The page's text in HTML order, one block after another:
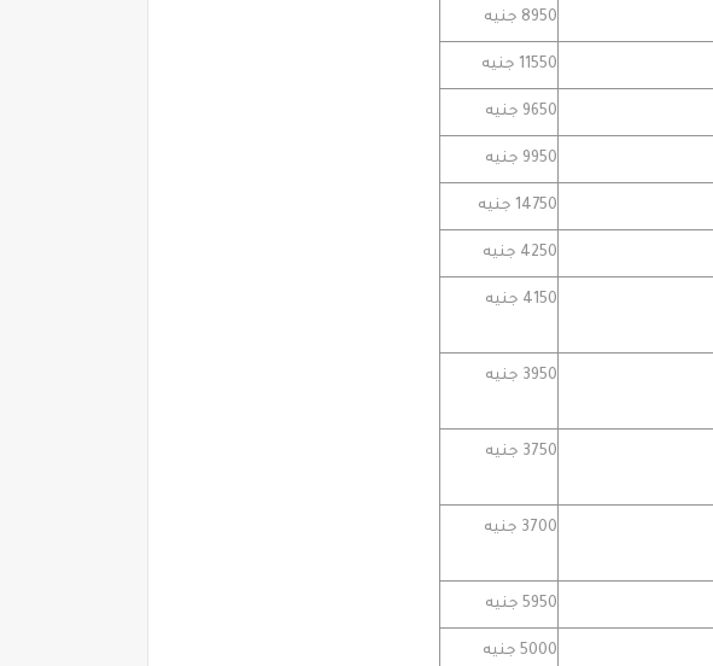
8950 جنيه
11550 جنيه
9650 جنيه
9950 جنيه
14750 جنيه
4250 جنيه
4150 جنيه
3950 جنيه
3750 جنيه
3700 جنيه
5950 جنيه
5000 جنيه